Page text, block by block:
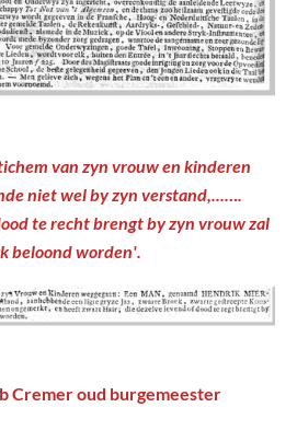
van zyn vrouw en kinderen
niet wel by zyn verstand,...….
te recht brengt by zyn vrouw zal
beloond worden'.
Cremer oud burgemeester